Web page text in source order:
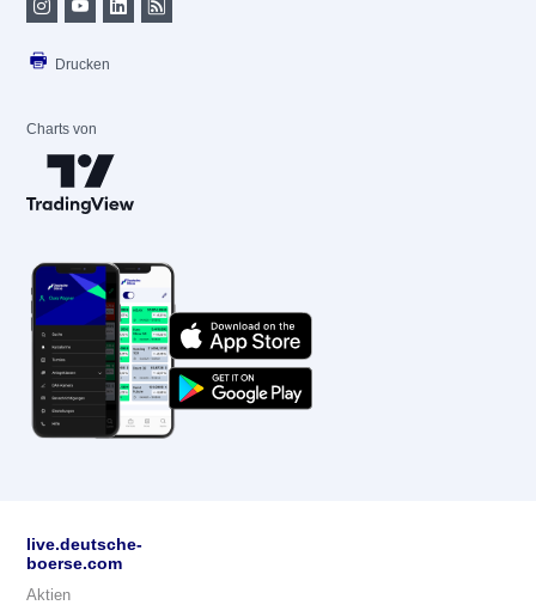
Drucken
Charts von
live.deutsche-
boerse.com
Aktien